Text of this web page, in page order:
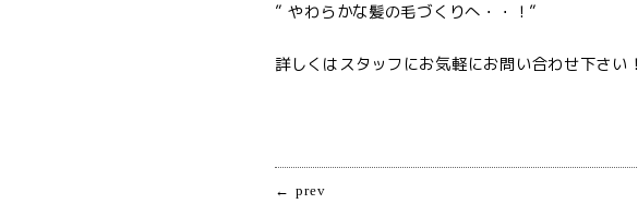
” やわらかな髪の毛づくりへ・・！”
詳しくはスタッフにお気軽にお問い合わせ下さい！
← prev